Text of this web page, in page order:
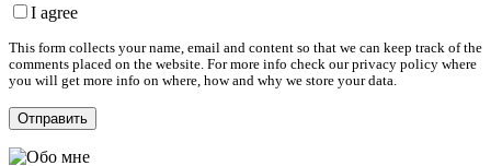
I agree
This form collects your name, email and content so that we can keep track of the
comments placed on the website. For more info check our privacy policy where
you will get more info on where, how and why we store your data.